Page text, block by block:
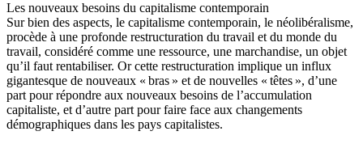
Les nouveaux besoins du capitalisme contemporain
Sur bien des aspects, le capitalisme contemporain, le néolibéralisme,
procède à une profonde restructuration du travail et du monde du
travail, considéré comme une ressource, une marchandise, un objet
qu’il faut rentabiliser. Or cette restructuration implique un influx
gigantesque de nouveaux « bras » et de nouvelles « têtes », d’une
part pour répondre aux nouveaux besoins de l’accumulation
capitaliste, et d’autre part pour faire face aux changements
démographiques dans les pays capitalistes.